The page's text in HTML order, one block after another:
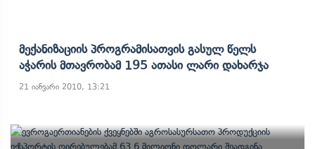
Მექანიზაციის Პროგრამისათვის Გასულ Წელს
Აჭარის Მთავრობამ 195 Ათასი Ლარი Დახარჯა
21 იანვარი 2010, 13:21